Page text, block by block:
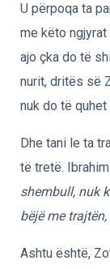
U përpoqa ta
me këto ngjyrat
ajo çka do të
nurit, dritës së
nuk do të
Dhe tani le ta
të tretë.
shembull, nuk
bëjë me
Ashtu është,